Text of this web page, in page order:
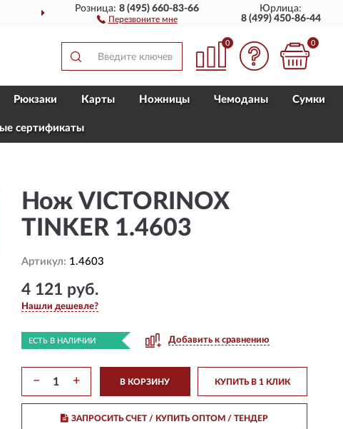
ДОСТАВИМ ПО ВСЕЙ РОССИИ
Розница:8 (495) 660-83-66
Перезвоните мне
Юрлица:
8 (499) 450-86-44
0 0
Рюкзаки Карты Ножницы Чемоданы Сумки
сертификаты
Нож VICTORINOX
TINKER 1.4603
Артикул: 1.4603
4 121 руб.
Нашли дешевле?
ЕСТЬ В НАЛИЧИИ Добавить к сравнению
− + В КОРЗИНУ КУПИТЬ В 1 КЛИК
ЗАПРОСИТЬ СЧЕТ / КУПИТЬ ОПТОМ/ ТЕНДЕР